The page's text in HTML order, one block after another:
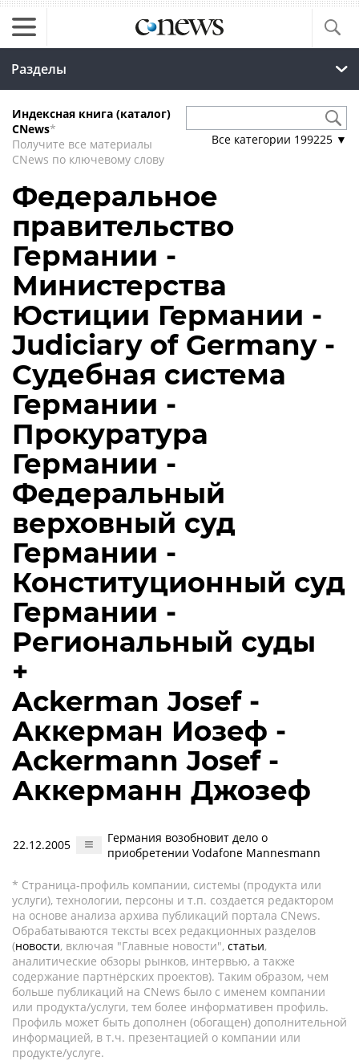
Разделы
Индексная книга (каталог)
CNews*
Получите все материалы
CNews по ключевому слову
Все категории 199225 ▼
Федеральное
правительство
Германии -
Министерства
Юстиции Германии -
Judiciary of Germany -
Судебная система
Германии -
Прокуратура
Германии -
Федеральный
верховный суд
Германии -
Конституционный суд
Германии -
Региональный суды
+
Ackerman Josef -
Аккерман Иозеф -
Ackermann Josef -
Аккерманн Джозеф
22.12.2005
Германия возобновит дело о
приобретении Vodafone Mannesmann
* Страница-профиль компании, системы (продукта или
услуги), технологии, персоны и т.п. создается редактором
на основе анализа архива публикаций портала CNews.
Обрабатываются тексты всех редакционных разделов
(новости, включая "Главные новости", статьи,
аналитические обзоры рынков, интервью, а также
содержание партнёрских проектов). Таким образом, чем
больше публикаций на CNews было с именем компании
или продукта/услуги, тем более информативен профиль.
Профиль может быть дополнен (обогащен) дополнительной
информацией, в т.ч. презентацией о компании или
продукте/услуге.